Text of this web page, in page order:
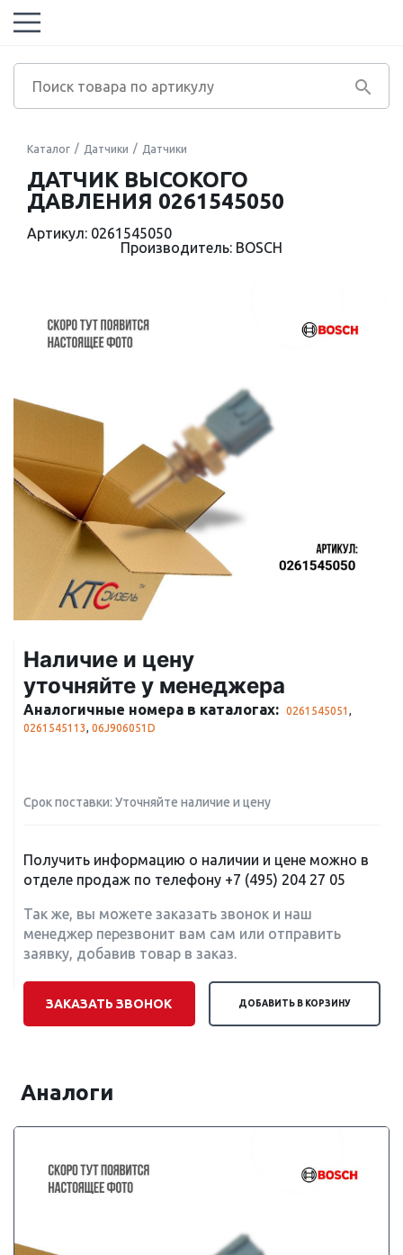
Каталог Датчики Датчики
ДАТЧИК ВЫСОКОГО
ДАВЛЕНИЯ 0261545050
Артикул: 0261545050
Производитель: BOSCH
Наличие и цену
уточняйте у менеджера
Аналогичные номера в каталогах: 0261545051 ,
0261545113, 06J906051D
Срок поставки: Уточняйте наличие и цену
Получить информацию о наличии и цене можно в
отделе продаж по телефону +7 (495) 204 27 05
Так же, вы можете заказать звонок и наш
менеджер перезвонит вам сам или отправить
заявку, добавив товар в заказ.
ЗАКАЗАТЬ ЗВОНОК ДОБАВИТЬ В КОРЗИНУ
Аналоги